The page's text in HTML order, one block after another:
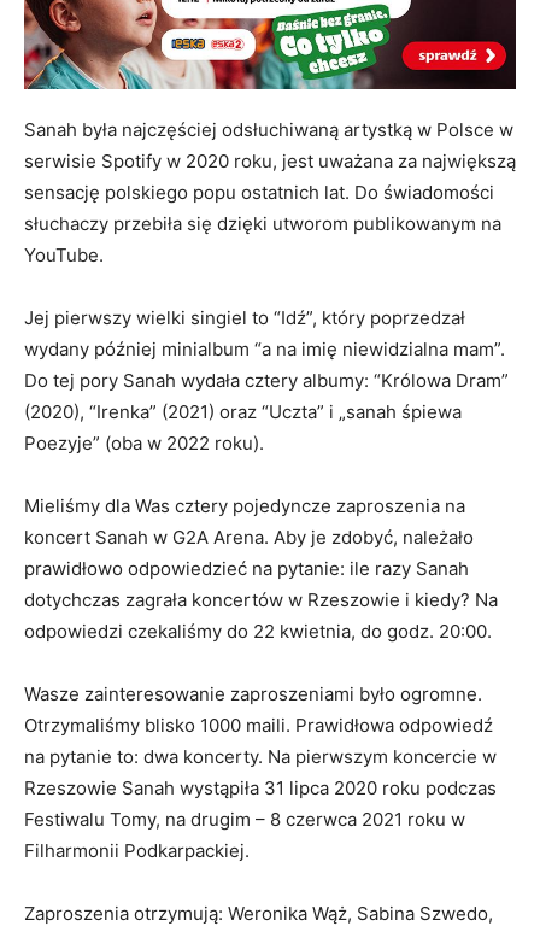
Sanah była najczęściej odsłuchiwaną artystką w Polsce w
serwisie Spotify w 2020 roku, jest uważana za największą
sensację polskiego popu ostatnich lat. Do świadomości
słuchaczy przebiła się dzięki utworom publikowanym na
YouTube.
Jej pierwszy wielki singiel to “Idź”, który poprzedzał
wydany później minialbum “a na imię niewidzialna mam”.
Do tej pory Sanah wydała cztery albumy: “Królowa Dram”
(2020), “Irenka” (2021) oraz “Uczta” i „sanah śpiewa
Poezyje” (oba w 2022 roku).
Mieliśmy dla Was cztery pojedyncze zaproszenia na
koncert Sanah w G2A Arena. Aby je zdobyć, należało
prawidłowo odpowiedzieć na pytanie: ile razy Sanah
dotychczas zagrała koncertów w Rzeszowie i kiedy? Na
odpowiedzi czekaliśmy do 22 kwietnia, do godz. 20:00.
Wasze zainteresowanie zaproszeniami było ogromne.
Otrzymaliśmy blisko 1000 maili. Prawidłowa odpowiedź
na pytanie to: dwa koncerty. Na pierwszym koncercie w
Rzeszowie Sanah wystąpiła 31 lipca 2020 roku podczas
Festiwalu Tomy, na drugim – 8 czerwca 2021 roku w
Filharmonii Podkarpackiej.
Zaproszenia otrzymują: Weronika Wąż, Sabina Szwedo,